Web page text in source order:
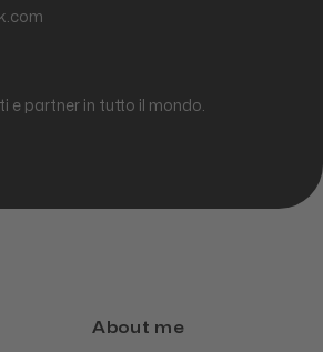
e partner in tutto il mondo.
About me